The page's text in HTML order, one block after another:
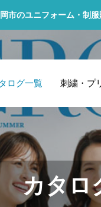
市のユニフォーム・制
ログ一覧 刺繍・プ
カタロ